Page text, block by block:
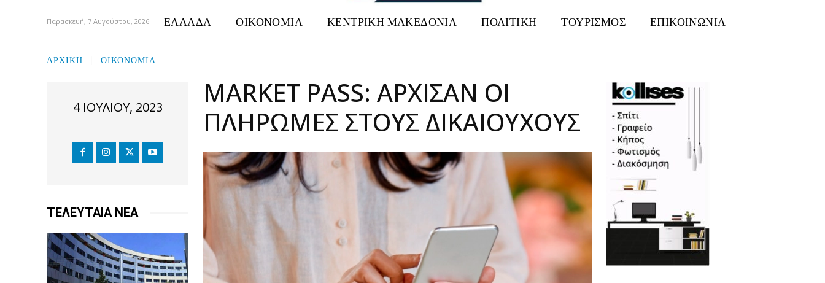
Παρασκευή, 7 Αυγούστου, 2026 ΕΛΛΑΔΑ ΟΙΚΟΝΟΜΙΑ ΚΕΝΤΡΙΚΗ ΜΑΚΕΔΟΝΙΑ ΠΟΛΙΤΙΚΗ ΤΟΥΡΙΣΜΟΣ ΕΠΙΚΟΙΝΩΝΙΑ
ΑΡΧΙΚΉ ΟΙΚΟΝΟΜΙΑ
4 ΙΟΥΛΊΟΥ, 2023
ΤΕΛΕΥΤΑΙΑ ΝΕΑ
MARKET PASS: ΆΡΧΙΣΑΝ ΟΙ
ΠΛΗΡΩΜΈΣ ΣΤΟΥΣ ΔΙΚΑΙΟΎΧΟΥΣ